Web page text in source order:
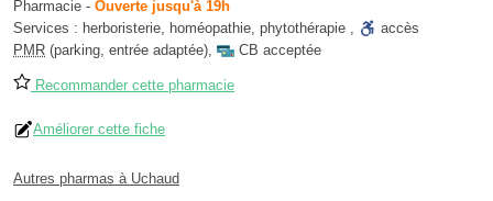
Pharmacie - Ouverte jusqu'à 19h
Services : herboristerie, homéopathie, phytothérapie ,
accès
PMR (parking, entrée adaptée), CB acceptée
Recommander cette pharmacie
Améliorer cette fiche
Autres pharmas à Uchaud